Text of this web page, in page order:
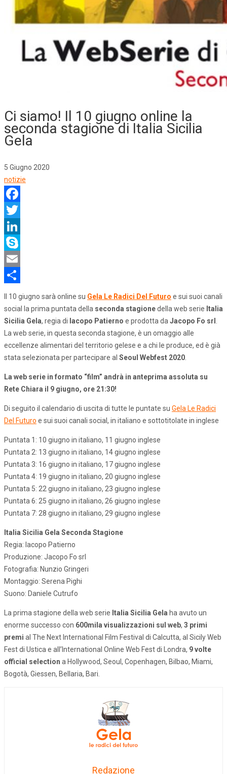
Ci siamo! Il 10 giugno online la
seconda stagione di Italia Sicilia
Gela
5 Giugno 2020
notizie
Facebook
Twitter
LinkedIn
Skype
Email
Il 10 giugno sarà online su Gela Le Radici Del Futuro e sui suoi canali
social la prima puntata della seconda stagionedella web serie Italia
Sicilia Gela, regia di Iacopo Patierno e prodotta da Jacopo Fo srl
La web serie, in questa seconda stagione, è un omaggio alle
eccellenze alimentari del territorio gelese e a chi le produce, ed è già
stata selezionata per partecipare al Seoul Webfest 2020
La web serie in formato “film” andrà in anteprima assoluta su
Rete Chiara il 9 giugno, ore 21:30!
Di seguito il calendario di uscita di tutte le puntate su Gela Le Radici
Del Futuro e sui suoi canali social, in italiano e sottotitolate in inglese
Puntata 1: 10 giugno in italiano, 11 giugno inglese
Puntata 2: 13 giugno in italiano, 14 giugno inglese
Puntata 3: 16 giugno in italiano, 17 giugno inglese
Puntata 4: 19 giugno in italiano, 20 giugno inglese
Puntata 5: 22 giugno in italiano, 23 giugno inglese
Puntata 6: 25 giugno in italiano, 26 giugno inglese
Puntata 7: 28 giugno in italiano, 29 giugno inglese
Italia Sicilia Gela Seconda Stagione
Regia: Iacopo Patierno
Produzione: Jacopo Fo srl
Fotografia: Nunzio Gringeri
Montaggio: Serena Pighi
Suono: Daniele Cutrufo
La prima stagione della web serie Italia Sicilia Gela ha avuto un
enorme successo con 600mila visualizzazioni sul web, 3 primi
premi al The Next International Film Festival di Calcutta, al Sicily Web
Fest di Ustica e all’International Online Web Fest di Londra, 9 volte
official selection a Hollywood, Seoul, Copenhagen, Bilbao, Miami,
Bogotà, Giessen, Bellaria, Bari.
Redazione